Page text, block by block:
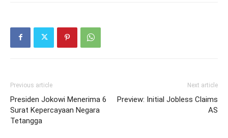
Previous article
Presiden Jokowi Menerima 6
Surat Kepercayaan Negara
Tetangga
Next article
Preview: Initial Jobless Claims
AS